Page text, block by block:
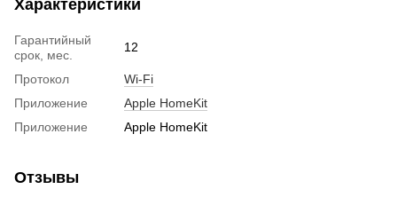
Характеристики
Гарантийный
срок, мес.
12
Протокол
Wi-Fi
Приложение
Apple HomeKit
Приложение
Apple HomeKit
Отзывы